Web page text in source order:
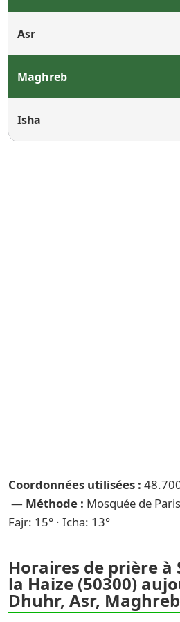
Asr
Maghreb
Isha
Coordonnées utilisées :
— Méthode : Mosquée de
Fajr: 15° · Icha: 13°
Horaires de prière à
la Haize (50300)
Dhuhr, Asr,